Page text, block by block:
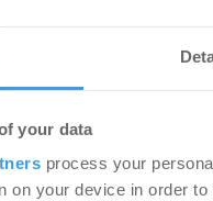
your data
process your
on your device in order
Sie sich jetzt Ihren
die neusten ...